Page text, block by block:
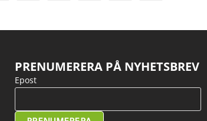
PRENUMERERA PÅ NYHETSBREV
Epost